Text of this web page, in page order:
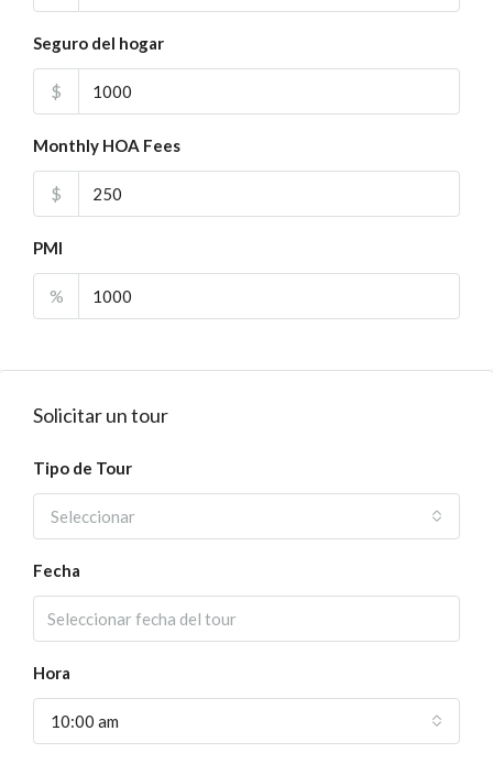
Seguro del hogar
$
Monthly HOA Fees
$
PMI
%
Solicitar un tour
Tipo de Tour
Seleccionar
Fecha
Hora
10:00 am